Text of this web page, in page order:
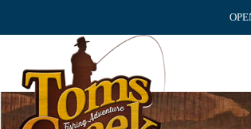
de